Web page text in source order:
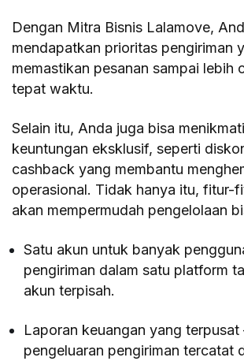
Dengan Mitra Bisnis Lalamove,
mendapatkan prioritas pengiriman
memastikan pesanan sampai lebih
tepat waktu.
Selain itu, Anda juga bisa
keuntungan eksklusif, seperti
cashback yang membantu
operasional. Tidak hanya itu, fitur-
akan mempermudah pengelolaan
Satu akun untuk banyak
pengiriman dalam satu platform
akun terpisah.
Laporan keuangan yang terpusat
pengeluaran pengiriman tercatat